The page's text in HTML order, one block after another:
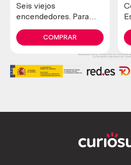
Seis viejos
encendedores. Para
De antigua colección
COMPRAR